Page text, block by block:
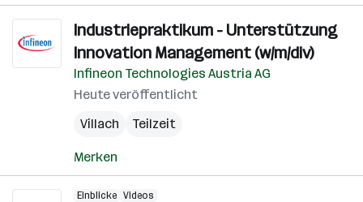
Industriepraktikum - Unterstützung
Innovation Management (w/m/div)
Infineon Technologies Austria AG
Heute veröffentlicht
Villach
Teilzeit
Merken
Einblicke Videos